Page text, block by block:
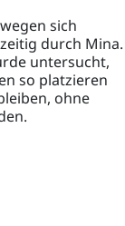
sich
durch Mina.
untersucht,
so platzieren
ohne